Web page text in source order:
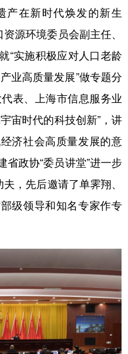
福建 江西
湖北 湖南
海南 重庆
云南 西藏
青海 宁夏
Français عربى
产在新时代焕发的新生
源环境委员会副主任、
“实施积极应对人口老龄
业高质量发展”做专题分
表、上海市信息服务业
宙时代的科技创新”，讲
济社会高质量发展的意
政协“委员讲堂”进一步
，先后邀请了单霁翔、
级领导和知名专家作专